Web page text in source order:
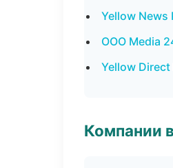
Yellow News
ООО Media
Yellow
Компании